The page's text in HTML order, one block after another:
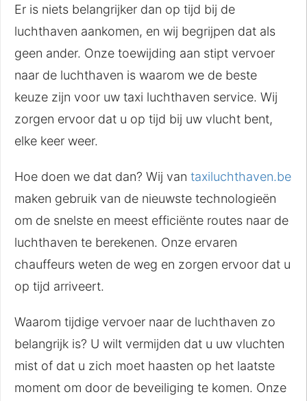
Er is niets belangrijker dan op tijd bij de
luchthaven aankomen, en wij begrijpen dat als
geen ander. Onze toewijding aan stipt vervoer
naar de luchthaven is waarom we de beste
keuze zijn voor uw taxi luchthaven service. Wij
zorgen ervoor dat u op tijd bij uw vlucht bent,
elke keer weer.
Hoe doen we dat dan? Wij van taxiluchthaven.be
maken gebruik van de nieuwste technologieën
om de snelste en meest efficiënte routes naar de
luchthaven te berekenen. Onze ervaren
chauffeurs weten de weg en zorgen ervoor dat u
op tijd arriveert.
Waarom tijdige vervoer naar de luchthaven zo
belangrijk is? U wilt vermijden dat u uw vluchten
mist of dat u zich moet haasten op het laatste
moment om door de beveiliging te komen. Onze